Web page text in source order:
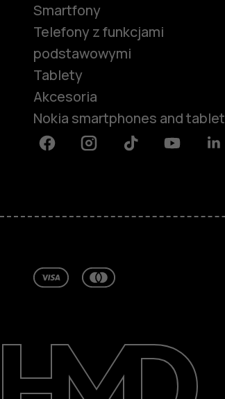
Informacje
Wsparcie
Poland
Smartfony
Telefony z funkcjami
podstawowymi
Tablety
Akcesoria
Nokia smartphones and
FacebookInstagramTiktok Youtube